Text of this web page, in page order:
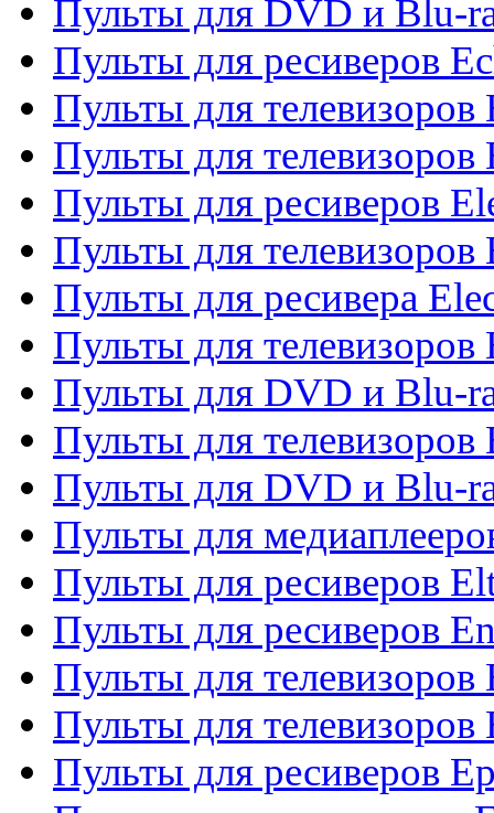
Пульты для DVD и Blu-
Пульты для ресиверов
Пульты для телевизоров
Пульты для телевизоров
Пульты для ресиверов
Пульты для телевизоров
Пульты для ресивера
Пульты для телевизоров
Пульты для DVD и Blu-
Пульты для телевизоров
Пульты для DVD и Blu-
Пульты для
Пульты для ресиверов
Пульты для ресиверов
Пульты для телевизоров
Пульты для телевизоров
Пульты для ресиверов